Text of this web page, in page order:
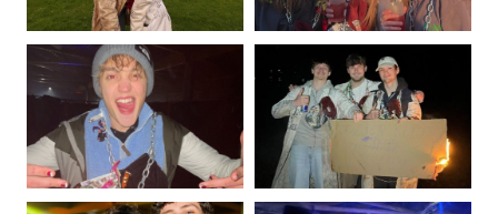
Photo
de
Eva
Leroy
Photo
Romane
Lipcsei
Photo
Photo